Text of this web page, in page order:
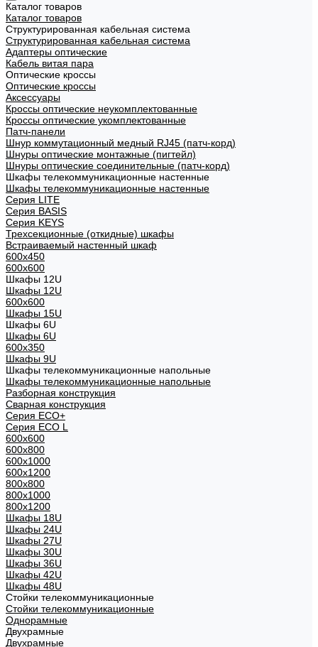
Каталог товаров
Каталог товаров
Структурированная кабельная система
Структурированная кабельная система
Адаптеры оптические
Кабель витая пара
Оптические кроссы
Оптические кроссы
Аксессуары
Кроссы оптические неукомплектованные
Кроссы оптические укомплектованные
Патч-панели
Шнур коммутационный медный RJ45 (патч-корд)
Шнуры оптические монтажные (пигтейл)
Шнуры оптические соединительные (патч-корд)
Шкафы телекоммуникационные настенные
Шкафы телекоммуникационные настенные
Cерия LITE
Cерия BASIS
Cерия KEYS
Трехсекционные (откидные) шкафы
Встраиваемый настенный шкаф
600x450
600x600
Шкафы 12U
Шкафы 12U
600x600
Шкафы 15U
Шкафы 6U
Шкафы 6U
600x350
Шкафы 9U
Шкафы телекоммуникационные напольные
Шкафы телекоммуникационные напольные
Разборная конструкция
Сварная конструкция
Серия ECO+
Серия ECO L
600x600
600x800
600х1000
600х1200
800x800
800х1000
800х1200
Шкафы 18U
Шкафы 24U
Шкафы 27U
Шкафы 30U
Шкафы 36U
Шкафы 42U
Шкафы 48U
Стойки телекоммуникационные
Стойки телекоммуникационные
Однорамные
Двухрамные
Двухрамные